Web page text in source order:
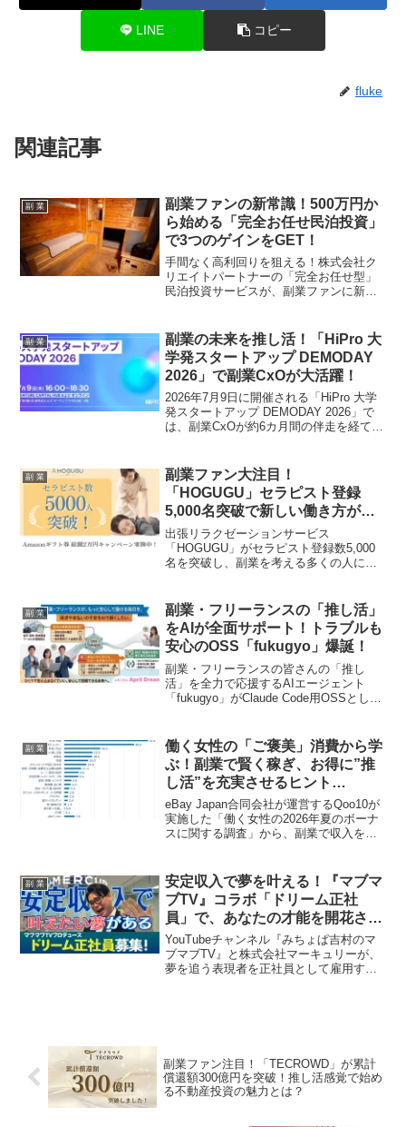
LINE コピー
fluke
関連記事
副 業
副業ファンの新常識！500万円か
ら始める「完全お任せ民泊投資」
で3つのゲインをGET！
手間なく高利回りを狙える！株式会社ク
リエイトパートナーの「完全お任せ型」
民泊投資サービスが、副業ファンに新た
副 業
副業の未来を推し活！「HiPro 大
学発スタートアップ DEMODAY
2026」で副業CxOが大活躍！
2026年7月9日に開催される「HiPro 大学
発スタートアップ DEMODAY 2026」で
は、副業CxOが約6カ月間の伴走を経て大
家との交流の機会に注目です！
副 業
副業ファン大注目！
「HOGUGU」セラピスト登録
5,000名突破で新しい働き方が加
速中！
出張リラクゼーションサービス
「HOGUGU」がセラピスト登録数5,000
名を突破し、副業を考える多くの人にと
新情報と記念キャンペーンをチェックし
ましょう！
副 業
副業・フリーランスの「推し活」
をAIが全面サポート！トラブルも
安心のOSS「fukugyo」爆誕！
副業・フリーランスの皆さんの「推し
活」を全力で応援するAIエージェント
「fukugyo」がClaude Code用OSSとして
ートしてくれる頼れる存在の魅力を深掘
りします。
副 業
働く女性の「ご褒美」消費から学
ぶ！副業で賢く稼ぎ、お得に”推
し活”を充実させるヒント
【Qoo10調査】
eBay Japan合同会社が運営するQoo10が
実施した「働く女性の2026年夏のボーナ
スに関する調査」から、副業で収入を得
充実させられるかを探ります。最新のト
レンドとQoo10のお得な情報を活用し、
充実したライフスタイルを実現しましょ
う。
副 業
安定収入で夢を叶える！『マブマ
ブTV』コラボ「ドリーム正社
員」で、あなたの才能を開花させ
よう！
YouTubeチャンネル『みちょぱ吉村のマ
ブマブTV』と株式会社マーキュリーが、
夢を追う表現者を正社員として雇用する
副業ファン注目！「TECROWD」が累計
償還額300億円を突破！推し活感覚で始め
る不動産投資の魅力とは？